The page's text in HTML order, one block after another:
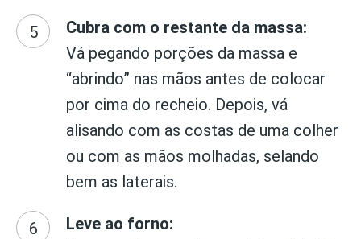
Cubra com o restante da massa:
Vá pegando porções da massa e
“abrindo” nas mãos antes de colocar
por cima do recheio. Depois, vá
alisando com as costas de uma colher
ou com as mãos molhadas, selando
bem as laterais.
Leve ao forno: